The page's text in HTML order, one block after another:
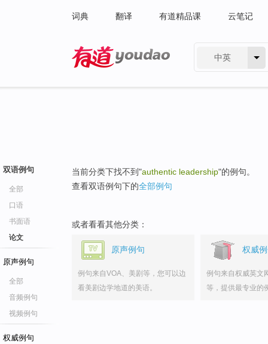
词典 翻译 有道精品课 云笔记
中英
双语例句
全部
口语
书面语
论文
原声例句
全部
音频例句
视频例句
权威例句
当前分类下找不到"authentic leadership"的例句。
查看双语例句下的全部例句
或者看看其他分类：
原声例句
例句来自VOA、美剧等，您可以边
看美剧边学地道的美语。
权威
例句来自权威英文
等，提供最专业的